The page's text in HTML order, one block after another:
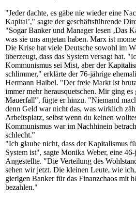
"Jeder dachte, es gäbe nie wieder eine
Kapital’," sagte der geschäftsführende
"Sogar Banker und Manager lesen ‚Das
was sie uns angetan haben. Marx ist
Die Krise hat viele Deutsche sowohl im
überzeugt, dass das System versagt hat.
Kommunismus sei Mist, aber der
schlimmer," erklärte der 76-jährige
Hermann Haibel. "Der freie Markt ist
immer mehr herausquetschen. Mir ging
Mauerfall", fügte er hinzu. "Niemand
denn Geld war nicht das, was wirklich
Arbeitsplatz, selbst wenn du keinen
Kommunismus war im Nachhinein
schlecht."
"Ich glaube nicht, dass der Kapitalismus
System ist", sagte Monika Weber, eine
Angestellte. "Die Verteilung des
sehen wir jetzt. Die kleinen Leute, wie
gierigen Banker für das Finanzchaos mit
bezahlen."